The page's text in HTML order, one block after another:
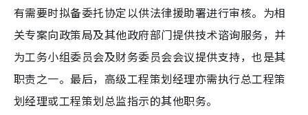
有需要时拟备委托协定以供法律援助署进行审核。为相
关专案向政策局及其他政府部门提供技术谘询服务，并
为工务小组委员会及财务委员会会议提供支持，也是其
职责之一。最后，高级工程策划经理亦需执行总工程策
划经理或工程策划总监指示的其他职务。